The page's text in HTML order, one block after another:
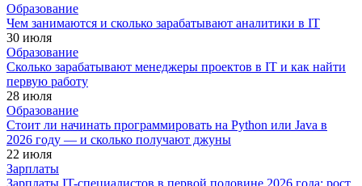
Образование
Чем занимаются и сколько зарабатывают аналитики в IT
30 июля
Образование
Сколько зарабатывают менеджеры проектов в IT и как найти
первую работу
28 июля
Образование
Стоит ли начинать программировать на Python или Java в
2026 году — и сколько получают джуны
22 июля
Зарплаты
Зарплаты IT-специалистов в первой половине 2026 года: рост